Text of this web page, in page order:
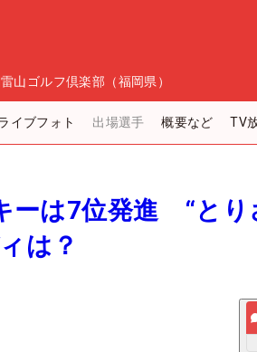
山ゴルフ倶楽部（福岡県）
イブフォト 出場選手 概要など TV
ーは7位発進 “とり
は？